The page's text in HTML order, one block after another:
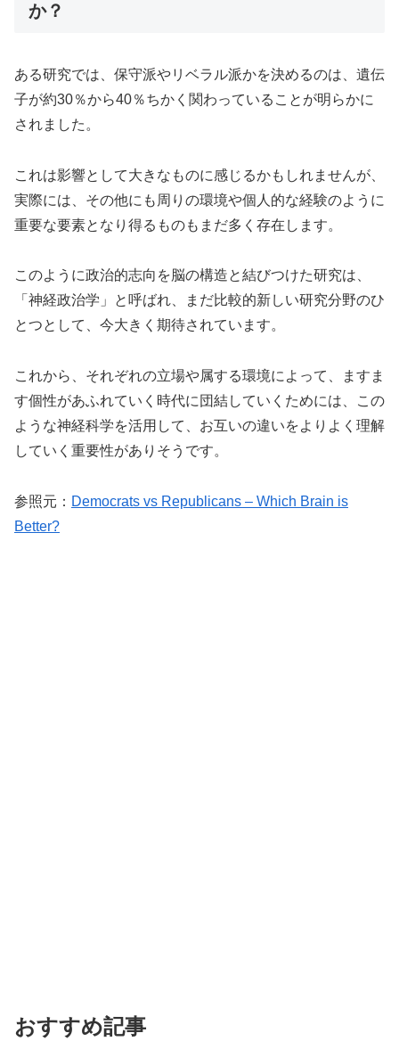
か？
ある研究では、保守派やリベラル派かを決めるのは、遺伝
子が約30％から40％ちかく関わっていることが明らかに
されました。
これは影響として大きなものに感じるかもしれませんが、
実際には、その他にも周りの環境や個人的な経験のように
重要な要素となり得るものもまだ多く存在します。
このように政治的志向を脳の構造と結びつけた研究は、
「神経政治学」と呼ばれ、まだ比較的新しい研究分野のひ
とつとして、今大きく期待されています。
これから、それぞれの立場や属する環境によって、ますま
す個性があふれていく時代に団結していくためには、この
ような神経科学を活用して、お互いの違いをよりよく理解
していく重要性がありそうです。
参照元： Democrats vs Republicans – Which Brain is
Better?
おすすめ記事